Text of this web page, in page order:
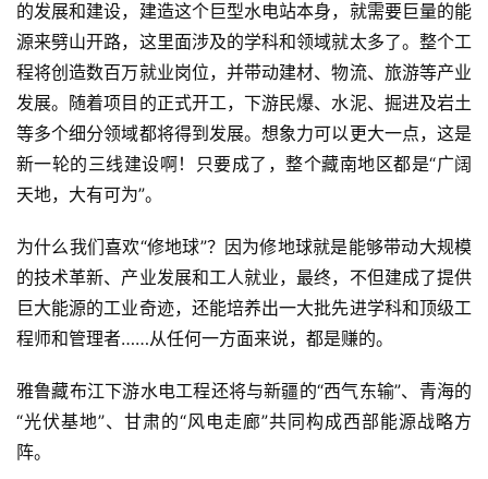
的发展和建设，建造这个巨型水电站本身，就需要巨量的能
源来劈山开路，这里面涉及的学科和领域就太多了。整个工
程将创造数百万就业岗位，并带动建材、物流、旅游等产业
发展。随着项目的正式开工，下游民爆、水泥、掘进及岩土
等多个细分领域都将得到发展。想象力可以更大一点，这是
新一轮的三线建设啊！只要成了，整个藏南地区都是“广阔
天地，大有可为”。
为什么我们喜欢“修地球”？因为修地球就是能够带动大规模
的技术革新、产业发展和工人就业，最终，不但建成了提供
巨大能源的工业奇迹，还能培养出一大批先进学科和顶级工
程师和管理者……从任何一方面来说，都是赚的。
雅鲁藏布江下游水电工程还将与新疆的“西气东输”、青海的
“光伏基地”、甘肃的“风电走廊”共同构成西部能源战略方
阵。